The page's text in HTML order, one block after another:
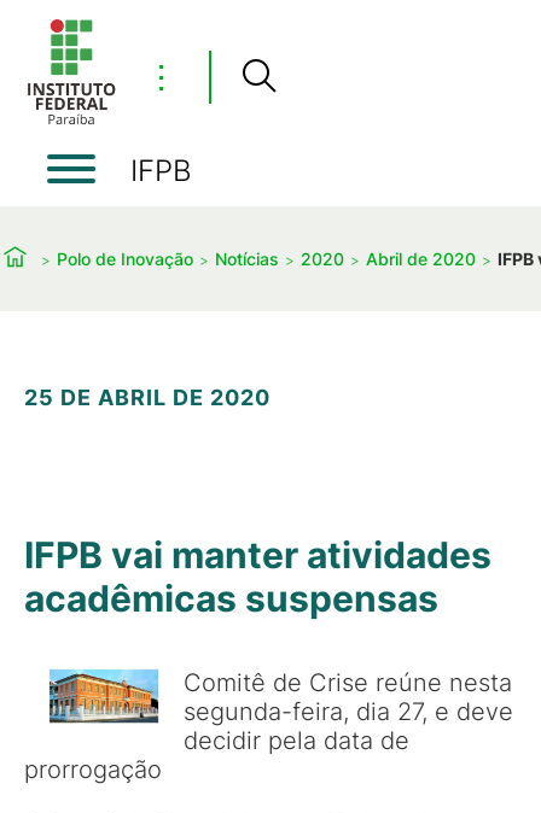
⋮
IFPB
Polo de Inovação Notícias 2020 Abril de 2020
25 DE ABRIL DE 2020
IFPB vai manter atividades
acadêmicas suspensas
Comitê de Crise reúne nesta
segunda-feira, dia 27, e deve
decidir pela data de
prorrogação